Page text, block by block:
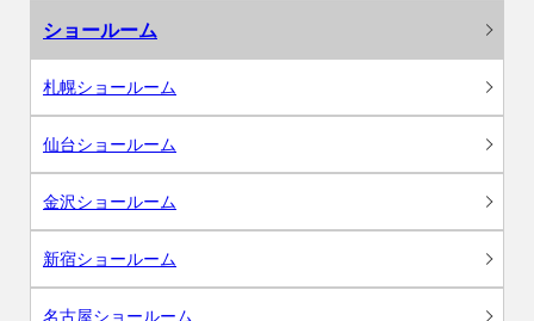
ショールーム
札幌ショールーム
仙台ショールーム
金沢ショールーム
新宿ショールーム
名古屋ショールーム